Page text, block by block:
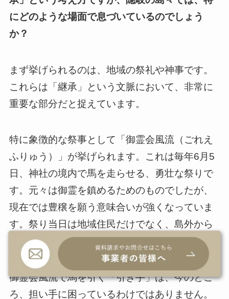
にどのような場面で息づいているのでしょう
か？
まず挙げられるのは、地域の祭礼や神事です。
これらは「継承」という文脈において、非常に
重要な部分だと捉えています。
特に象徴的な祭事として「御霊会風流（ごれえ
ふりゅう）」が挙げられます。これは毎年6月5
日、神社の境内で馬を走らせる、勇壮な祭りで
す。元々は御霊を鎮めるためのものでしたが、
現在では豊穣を願う意味合いが強くなっていま
す。祭り当日は地域住民だけでなく、島外から
も多くの方が見物に訪れます。
御霊会風流で馬を引く「引き手」は、今のとこ
ろ、担い手に困っているわけではありません。